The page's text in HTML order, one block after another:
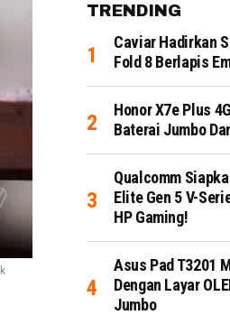
TRENDING
Caviar Hadirkan
Fold 8 Berlapis
Honor X7e Plus
Baterai Jumbo
Qualcomm
Elite Gen 5 V-
HP Gaming!
Asus Pad T3201
Dengan Layar
Jumbo